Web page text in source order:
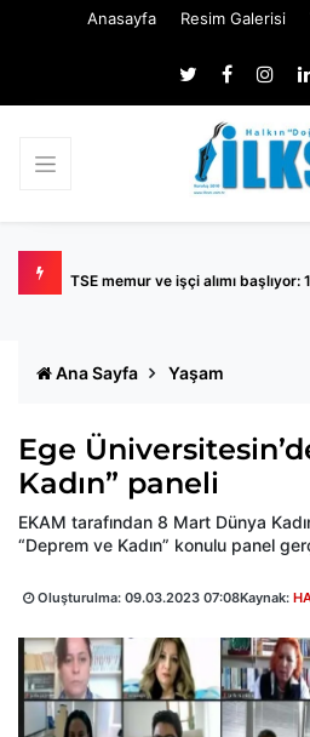
Anasayfa Resim Galerisi
TSE memur ve işçi alımı başlıyor:
Ana Sayfa Yaşam
Ege
Kadın” paneli
EKAM tarafından 8 Mart Dünya
“Deprem ve Kadın” konulu panel
Oluşturulma: 09.03.2023 07:08Kaynak: